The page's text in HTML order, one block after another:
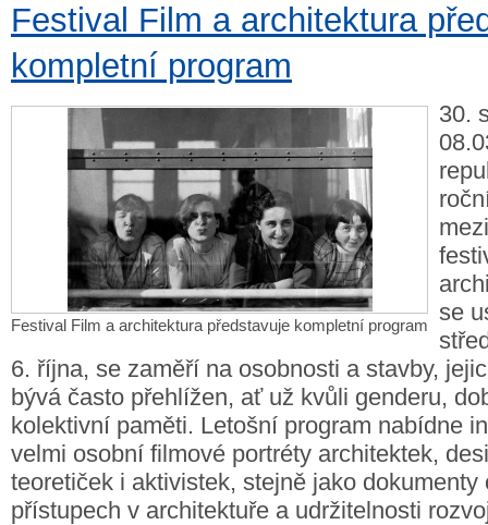
Festival Film a architektura
kompletní program
Festival Film a architektura představuje kompletní program
30.
se
6. října, se zaměří na osobnosti a stavby,
bývá často přehlížen, ať už kvůli genderu,
kolektivní paměti. Letošní program nabídne
velmi osobní filmové portréty architektek,
teoretiček i aktivistek, stejně jako dokumenty
přístupech v architektuře a udržitelnosti